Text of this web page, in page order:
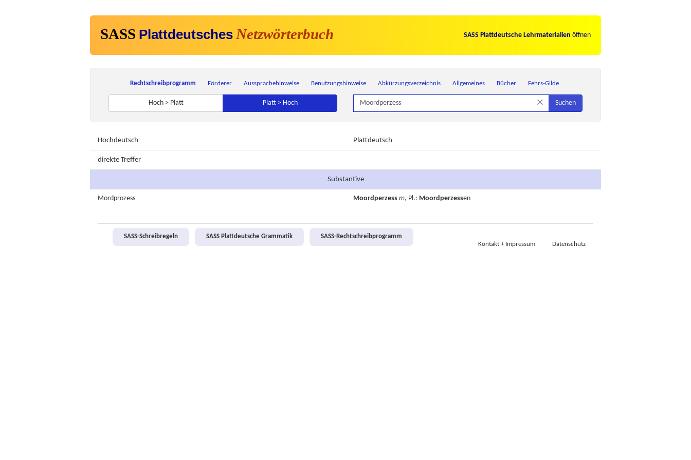
SASS Plattdeutsches Netzwörterbuch SASS Plattdeutsche Lehrmaterialien öffnen
Rechtschreibprogramm Förderer Aussprachehinweise Benutzungshinweise Abkürzungsverzeichnis Allgemeines Bücher Fehrs-Gilde
Hoch > Platt Platt > Hoch × Suchen
Hochdeutsch Plattdeutsch
direkte Treffer
Substantive
Mordprozess Moordperzess m, Pl.: Moordperzessen
SASS-Schreibregeln SASS Plattdeutsche Grammatik
SASS-Rechtschreibprogramm
Kontakt + Impressum
Datenschutz